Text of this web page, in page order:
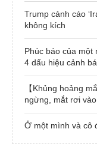
Trump cảnh cáo
không kích
Phúc báo của một
4 dấu hiệu cảnh
【Khủng hoảng
ngừng, mắt rơi
Ở một mình và cô